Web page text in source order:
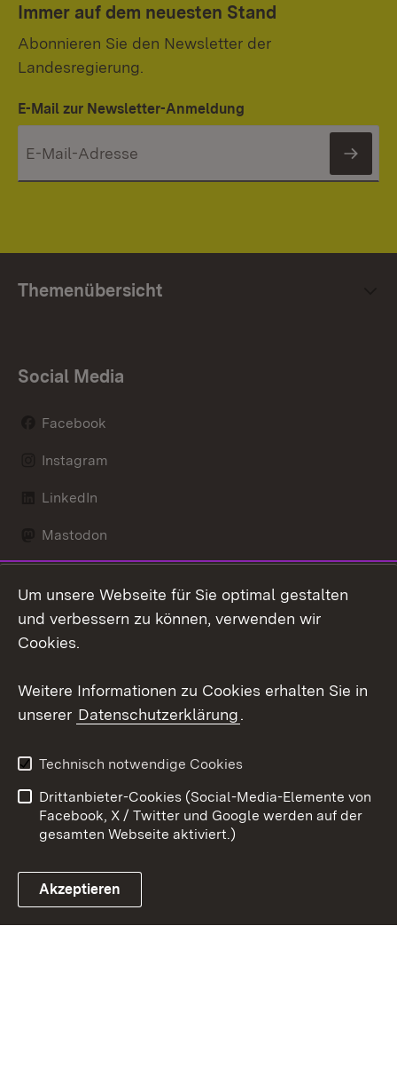
Immer auf dem neuesten Stand
Abonnieren Sie den Newsletter der
Landesregierung.
E-Mail zur Newsletter-Anmeldung
Themenübersicht
Social Media
Facebook
Instagram
LinkedIn
Mastodon
X / Twitter
Youtube
Link zum Landesportal
Kontakt
Datenschutz
Barrierefreiheit
Impressum Cookies
Um unsere Webseite für Sie optimal gestalten
und verbessern zu können, verwenden wir
Cookies.
Weitere Informationen zu Cookies erhalten Sie in
unserer Datenschutzerklärung.
Technisch notwendige Cookies
Drittanbieter-Cookies (Social-Media-Elemente von
Facebook, X / Twitter und Google werden auf der
gesamten Webseite aktiviert.)
Akzeptieren